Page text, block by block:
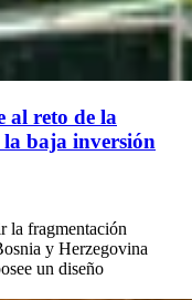
al reto de la
la baja inversión
la fragmentación
y Herzegovina
un diseño